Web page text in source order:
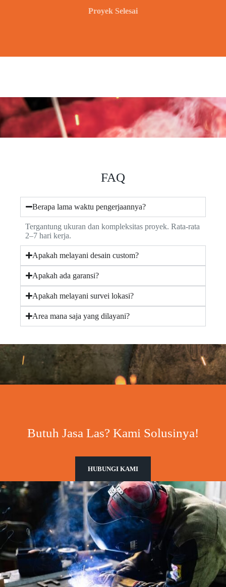
Proyek Selesai
FAQ
Berapa lama waktu pengerjaannya?
Tergantung ukuran dan kompleksitas proyek. Rata-rata
2–7 hari kerja.
Apakah melayani desain custom?
Apakah ada garansi?
Apakah melayani survei lokasi?
Area mana saja yang dilayani?
Butuh Jasa Las? Kami Solusinya!
HUBUNGI KAMI